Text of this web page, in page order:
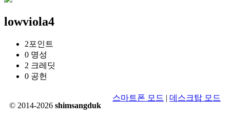
lowviola4
2포인트
0 명성
2 크레딧
0 공헌
© 2014-2026 shimsangduk
스마트폰 모드 | 데스크탑 모드